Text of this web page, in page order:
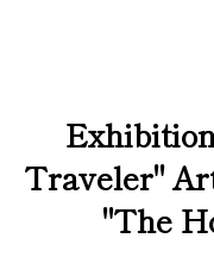
Traveler"
"The